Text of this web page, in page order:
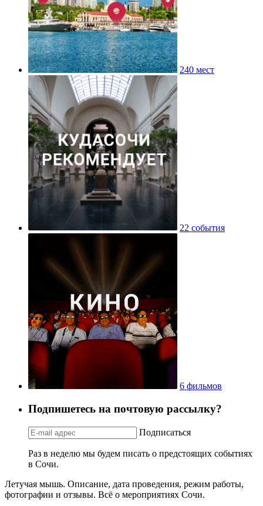
240 мест
22 события
6 фильмов
Подпишетесь на почтовую рассылку?
Подписаться
Раз в неделю мы будем писать о предстоящих событиях
в Сочи.
Летучая мышь. Описание, дата проведения, режим работы,
фотографии и отзывы. Всё о мероприятиях Сочи.